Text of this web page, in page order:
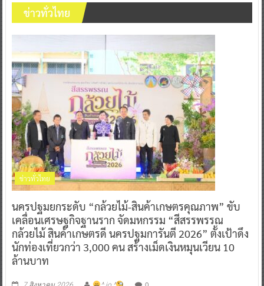
ข่าวทั่วไทย
ข่าวทั่วไทย
นครปฐมยกระดับ “กล้วยไม้-สินค้าเกษตรคุณภาพ” ขับ
เคลื่อนเศรษฐกิจฐานราก จัดมหกรรม “สีสรรพรรณ
กล้วยไม้ สินค้าเกษตรดี นครปฐมการันตี 2026” ตั้งเป้าดึง
นักท่องเที่ยวกว่า 3,000 คน สร้างเม็ดเงินหมุนเวียน 10
ล้านบาท